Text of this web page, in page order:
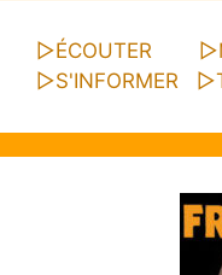
▷ÉCOUTER ▷
▷S'INFORMER ▷